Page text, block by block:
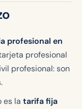
profesional en
profesional
profesional: son
es la tarifa fija